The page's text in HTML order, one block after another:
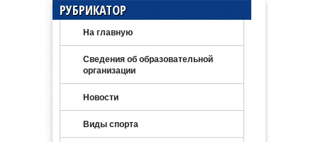
РУБРИКАТОР
На главную
Сведения об образовательной
организации
Новости
Виды спорта